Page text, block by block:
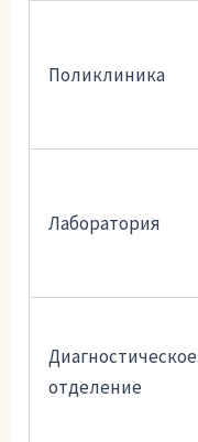
Поликлиника
Лаборатория
Диагностическое
отделение